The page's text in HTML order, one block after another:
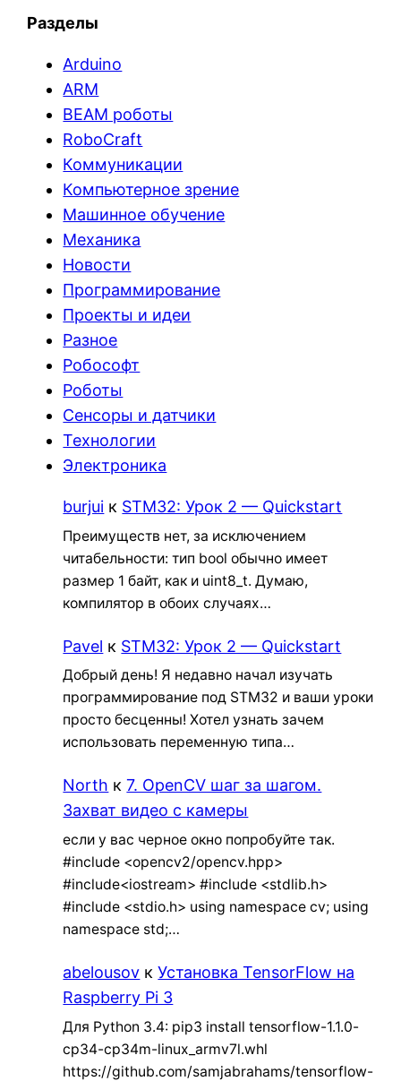
Разделы
Arduino
ARM
BEAM роботы
RoboCraft
Коммуникации
Компьютерное зрение
Машинное обучение
Механика
Новости
Программирование
Проекты и идеи
Разное
Робософт
Роботы
Сенсоры и датчики
Технологии
Электроника
burjui к STM32: Урок 2 — Quickstart
Преимуществ нет, за исключением
читабельности: тип bool обычно имеет
размер 1 байт, как и uint8_t. Думаю,
компилятор в обоих случаях…
Pavel к STM32: Урок 2 — Quickstart
Добрый день! Я недавно начал изучать
программирование под STM32 и ваши уроки
просто бесценны! Хотел узнать зачем
использовать переменную типа…
North к7. OpenCV шаг за шагом.
Захват видео с камеры
если у вас черное окно попробуйте так.
#include <opencv2/opencv.hpp>
#include<iostream> #include <stdlib.h>
#include <stdio.h> using namespace cv; using
namespace std;…
abelousov кУстановка TensorFlow на
Raspberry Pi 3
Для Python 3.4: pip3 install tensorflow-1.1.0-
cp34-cp34m-linux_armv7l.whl
https://github.com/samjabrahams/tensorflow-